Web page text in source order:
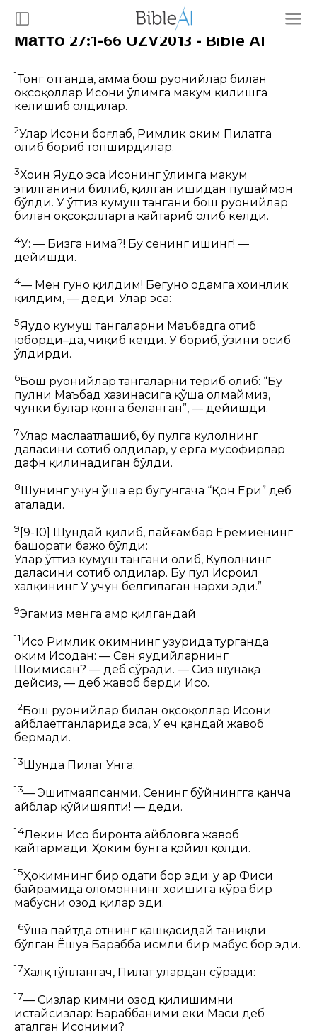
Матто 27:1-66 UZV2013 - Bible AI
1Тонг отганда, ҳамма бош руҳонийлар билан
оқсоқоллар Исони ўлимга маҳкум қилишга
келишиб олдилар.
2Улар Исони боғлаб, Римлик ҳоким Пилатга
олиб бориб топширдилар.
3Хоин Яҳудо эса Исонинг ўлимга маҳкум
этилганини билиб, қилган ишидан пушаймон
бўлди. У ўттиз кумуш тангани бош руҳонийлар
билан оқсоқолларга қайтариб олиб келди.
4У: — Бизга нима?! Бу сенинг ишинг! —
дейишди.
4— Мен гуноҳ қилдим! Бегуноҳ одамга хоинлик
қилдим, — деди. Улар эса:
5Яҳудо кумуш тангаларни Маъбадга отиб
юборди–да, чиқиб кетди. У бориб, ўзини осиб
ўлдирди.
6Бош руҳонийлар тангаларни териб олиб: “Бу
пулни Маъбад хазинасига қўша олмаймиз,
чунки булар қонга беланган”, — дейишди.
7Улар маслаҳатлашиб, бу пулга кулолнинг
даласини сотиб олдилар, у ерга мусофирлар
дафн қилинадиган бўлди.
8 Шунинг учун ўша ер бугунгача “Қон Ери” деб
аталади.
9 [9-10] Шундай қилиб, пайғамбар Еремиёнинг
башорати бажо бўлди:
Улар ўттиз кумуш тангани олиб, Кулолнинг
даласини сотиб олдилар. Бу пул Исроил
халқининг У учун белгилаган нархи эди.”
9Эгамиз менга амр қилгандай
11 Исо Римлик ҳокимнинг ҳузурида турганда
ҳоким Исодан: — Сен яҳудийларнинг
Шоҳимисан? — деб сўради. — Сиз шунақа
дейсиз, — деб жавоб берди Исо.
12Бош руҳонийлар билан оқсоқоллар Исони
айблаётганларида эса, У ҳеч қандай жавоб
бермади.
13 Шунда Пилат Унга:
13— Эшитмаяпсанми, Сенинг бўйнингга қанча
айблар қўйишяпти! — деди.
14Лекин Исо биронта айбловга жавоб
қайтармади. Ҳоким бунга қойил қолди.
15Ҳокимнинг бир одати бор эди: у ҳар Фисиҳ
байрамида оломоннинг хоҳишига кўра бир
маҳбусни озод қилар эди.
16Ўша пайтда отнинг қашқасидай таниқли
бўлган Ёшуа Барабба исмли бир маҳбус бор эди.
17Халқ тўплангач, Пилат улардан сўради:
17— Сизлар кимни озод қилишимни
истайсизлар: Бараббаними ёки Масиҳ деб
аталган Исоними?